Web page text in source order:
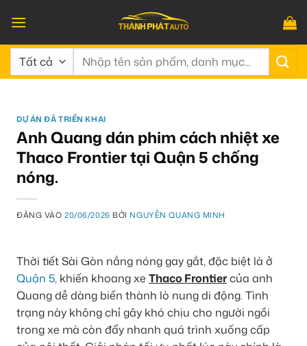
qua
nội
dung
Tìm
DỰ ÁN ĐÃ TRIỂN KHAI
Anh Quang dán phim cách nhiệt xe
Thaco Frontier tại Quận 5 chống
nóng.
ĐĂNG VÀO20/06/2026 BỞI NGUYỄN QUANG MINH
Thời tiết Sài Gòn nắng nóng gay gắt, đặc biệt là ở
Quận 5, khiến khoang xe Thaco Frontiercủa anh
Quang dễ dàng biến thành lò nung di động. Tình
trạng này không chỉ gây khó chịu cho người ngồi
trong xe mà còn đẩy nhanh quá trình xuống cấp